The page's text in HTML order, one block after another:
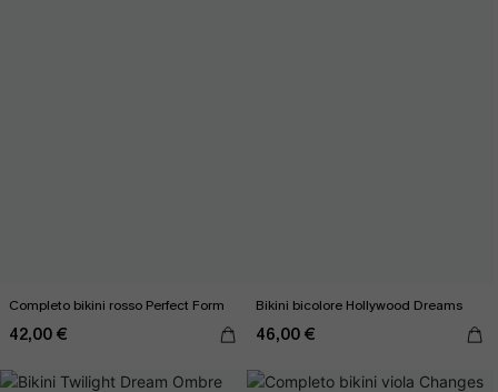
Completo bikini rosso Perfect Form
42,00 €
Bikini bicolore Hollywood Dreams
46,00 €